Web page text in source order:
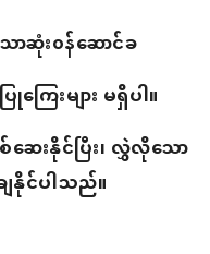
း၀န်ဆောင်ခ
ေးများ မရှိပါ။
းနိုင်ပြီး၊ လွှဲလိုသော
နိုင်ပါသည်။